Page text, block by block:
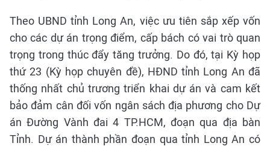
Theo UBND tỉnh Long An, việc ưu tiên sắp xếp vốn
cho các dự án trọng điểm, cấp bách có vai trò quan
trọng trong thúc đẩy tăng trưởng. Do đó, tại Kỳ họp
thứ 23 (Kỳ họp chuyên đề), HĐND tỉnh Long An đã
thống nhất chủ trương triển khai dự án và cam kết
bảo đảm cân đối vốn ngân sách địa phương cho Dự
án Đường Vành đai 4 TP.HCM, đoạn qua địa bàn
Tỉnh. Dự án thành phần đoạn qua tỉnh Long An có